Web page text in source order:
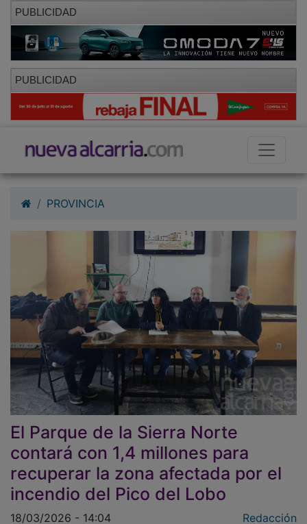
PUBLICIDAD
PUBLICIDAD
El Parque de la Sierra Norte
contará con 1,4 millones para
recuperar la zona afectada por el
incendio del Pico del Lobo